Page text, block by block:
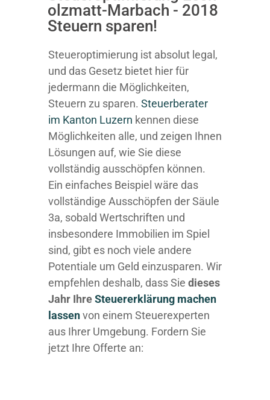
olzmatt-Marbach - 2018
Steuern sparen!
Steueroptimierung ist absolut legal,
und das Gesetz bietet hier für
jedermann die Möglichkeiten,
Steuern zu sparen. Steuerberater
im K anton Luzern kennen diese
Möglichkeiten alle, und zeigen Ihnen
Lösungen auf, wie Sie diese
vollständig ausschöpfen können.
Ein einfaches Beispiel wäre das
vollständige Ausschöpfen der Säule
3a, sobald Wertschriften und
insbesondere Immobilien im Spiel
sind, gibt es noch viele andere
Potentiale um Geld einzusparen. Wir
empfehlen deshalb, dass Sie dieses
Jahr IhreSteuererklärung machen
lassenvon einem Steuerexperten
aus Ihrer Umgebung. Fordern Sie
jetzt Ihre Offerte an: